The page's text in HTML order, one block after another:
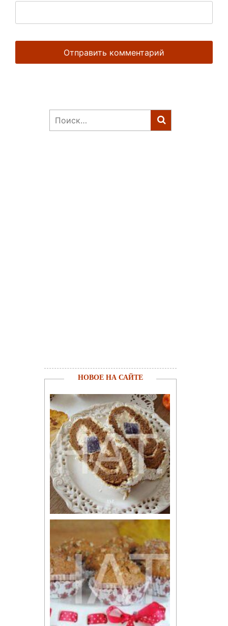
Найти:
НОВОЕ НА САЙТЕ